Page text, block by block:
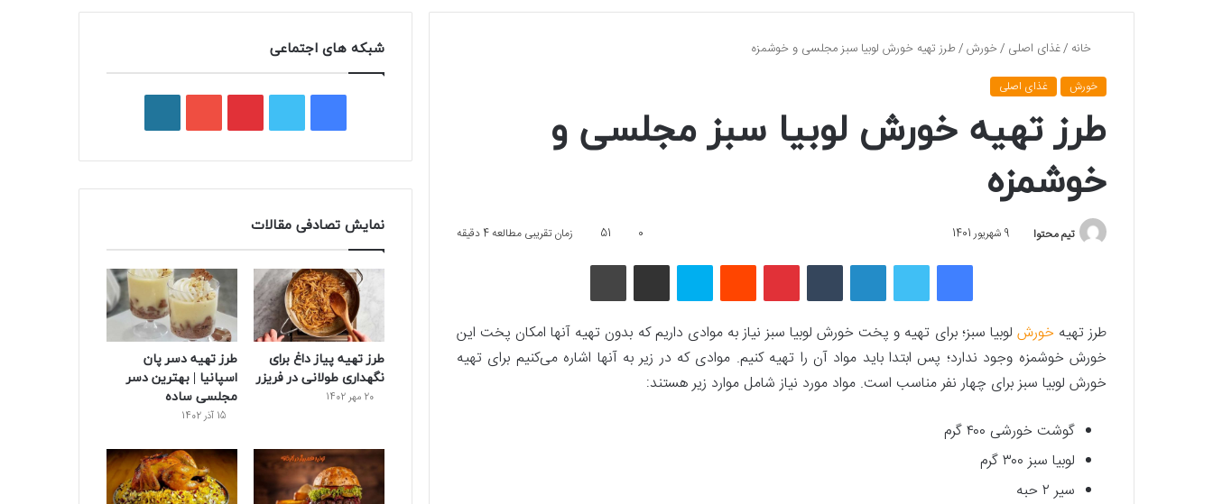
خانه /غذای اصلی /خورش/طرز تهیه خورش لوبیا سبز مجلسی و خوشمزه
خورش غذای اصلی
طرز تهیه خورش لوبیا سبز مجلسی و
خوشمزه
تیم محتوا 9 شهریور 1401 0
51 زمان تقریبی مطالعه 4 دقیقه
فیسبوک توییتر لینکداین تامبلر پینتریستReddit اسکایپ اشتراک گذاری با ایمیل چاپ
طرز تهیه خورش لوبیا سبز؛ برای تهیه و پخت خورش لوبیا سبز نیاز به موادی داریم که بدون تهیه آنها امکان پخت این
خورش خوشمزه وجود ندارد؛ پس ابتدا باید مواد آن را تهیه کنیم. موادی که در زیر به آنها اشاره می‌کنیم برای تهیه
خورش لوبیا سبز برای چهار نفر مناسب است. مواد مورد نیاز شامل موارد زیر هستند:
گوشت خورشی ۴۰۰ گرم
لوبیا سبز ۳۰۰ گرم
سیر ۲ حبه
شبکه های اجتماعی
نمایش تصادفی مقالات
طرز تهیه پیاز داغ برای
نگهداری طولانی در فریزر
20 مهر 1402
طرز تهیه دسر پان
اسپانیا | بهترین دسر
مجلسی ساده
15 آذر 1402